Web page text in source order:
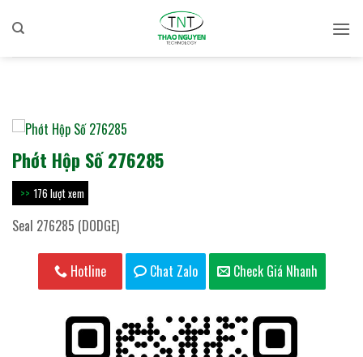
qua
Phớt Hộp Số 276285
176 lượt xem
Seal 276285 (DODGE)
Hotline Chat Zalo Check Giá Nhanh